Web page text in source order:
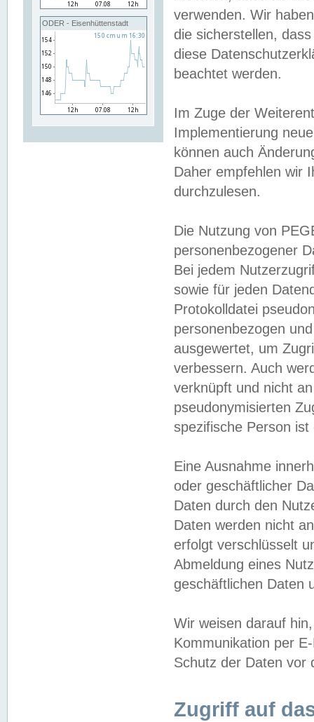
ODER - Eisenhüttenstadt
verwenden. Wir
die sicherstellen,
diese
beachtet werden.
Im Zuge der
Implementierung
können auch
Daher empfehlen wir
durchzulesen.
Die Nutzung von
personenbezogener
Bei jedem
sowie für jeden
Protokolldatei
personenbezogen
ausgewertet, um
verbessern. Auch
verknüpft und nicht
pseudonymisierten
spezifische Person
Eine Ausnahme
oder geschäftlicher
Daten durch den
Daten werden nicht
erfolgt verschlüsselt
Abmeldung eines
geschäftlichen Daten
Wir weisen darauf
Kommunikation per
Schutz der Daten vor
Zugriff auf